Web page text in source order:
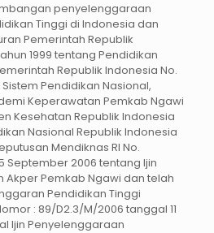
penyelenggaraan
Tinggi di Indonesia dan
Pemerintah Republik
1999 tentang Pendidikan
Republik Indonesia No.
Pendidikan Nasional,
Keperawatan Pemkab Ngawi
Kesehatan Republik Indonesia
Nasional Republik Indonesia
Mendiknas RI No.
September 2006 tentang Ijin
Akper Pemkab Ngawi dan telah
Pendidikan Tinggi
: 89/D2.3/M/2006 tanggal 11
Ijin Penyelenggaraan